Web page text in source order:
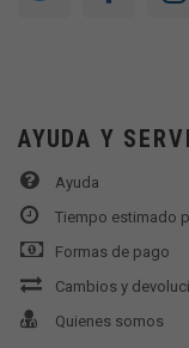
AYUDA Y
Ayuda
Tiempo estimado
Formas de pago
Cambios y
Quienes somos